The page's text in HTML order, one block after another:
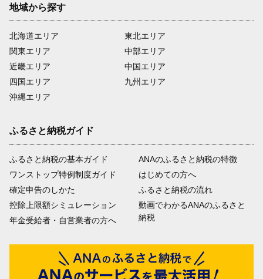
地域から探す
北海道エリア
関東エリア
近畿エリア
四国エリア
沖縄エリア
東北エリア
中部エリア
中国エリア
九州エリア
ふるさと納税ガイド
ふるさと納税の基本ガイド
ワンストップ特例制度ガイド
確定申告のしかた
控除上限額シミュレーション
年金受給者・自営業者の方へ
ANAのふるさと納税の特徴
はじめての方へ
ふるさと納税の流れ
動画でわかるANAのふるさと
納税